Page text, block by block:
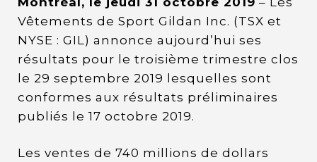
Vêtements de Sport Gildan Inc. (TSX et
NYSE : GIL) annonce aujourd’hui ses
résultats pour le troisième trimestre clos
le 29 septembre 2019 lesquelles sont
conformes aux résultats préliminaires
publiés le 17 octobre 2019.
Les ventes de 740 millions de dollars